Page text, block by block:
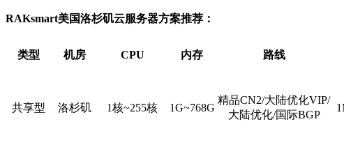
RAKsmart美国洛杉矶云服务器方案推荐：
类型 机房 CPU 内存 路线
共享型 洛杉矶 1核~255核 1G~768G
精品CN2/大陆优化VIP/
大陆优化/国际BGP